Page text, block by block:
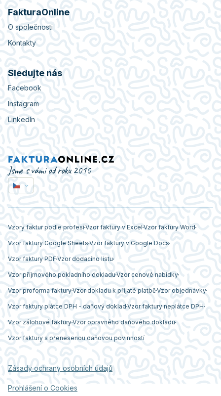
FakturaOnline
O společnosti
Kontakty
Sledujte nás
Facebook
Instagram
LinkedIn
Jsme s vámi od roku 2010
Vzory faktur podle profesíVzor faktury v Excel Vzor faktury Word
Vzor faktury Google Sheets Vzor faktury v Google Docs
Vzor faktury PDF Vzor dodacího listu
Vzor příjmového pokladního dokladu Vzor cenové nabídky
Vzor proforma fakturyVzor dokladu k přijaté platběVzor objednávky
Vzor faktury plátce DPH - daňový doklad Vzor faktury neplátce DPH
Vzor zálohové fakturyVzor opravného daňového dokladu
Vzor faktury s přenesenou daňovou povinností
Zásady ochrany osobních údajů
Prohlášení o Cookies